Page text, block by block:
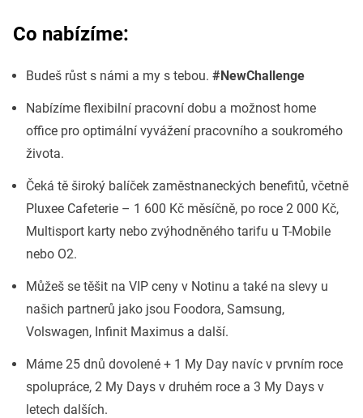
Co nabízíme:
Budeš růst s námi a my s tebou. #NewChallenge
Nabízíme flexibilní pracovní dobu a možnost home
office pro optimální vyvážení pracovního a soukromého
života.
Čeká tě široký balíček zaměstnaneckých benefitů, včetně
Pluxee Cafeterie – 1 600 Kč měsíčně, po roce 2 000 Kč,
Multisport karty nebo zvýhodněného tarifu u T-Mobile
nebo O2.
Můžeš se těšit na VIP ceny v Notinu a také na slevy u
našich partnerů jako jsou Foodora, Samsung,
Volswagen, Infinit Maximus a další.
Máme 25 dnů dovolené + 1 My Day navíc v prvním roce
spolupráce, 2 My Days v druhém roce a 3 My Days v
letech dalších.